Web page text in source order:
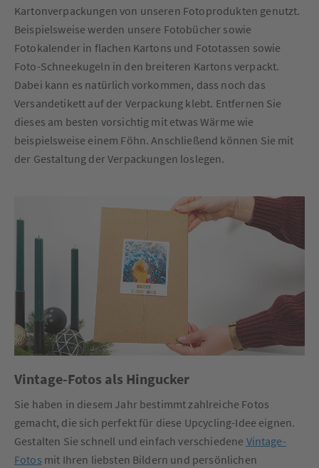
Kartonverpackungen von unseren Fotoprodukten genutzt.
Beispielsweise werden unsere Fotobücher sowie
Fotokalender in flachen Kartons und Fototassen sowie
Foto-Schneekugeln in den breiteren Kartons verpackt.
Dabei kann es natürlich vorkommen, dass noch das
Versandetikett auf der Verpackung klebt. Entfernen Sie
dieses am besten vorsichtig mit etwas Wärme wie
beispielsweise einem Föhn. Anschließend können Sie mit
der Gestaltung der Verpackungen loslegen.
Vintage-Fotos als Hingucker
Sie haben in diesem Jahr bestimmt zahlreiche Fotos
gemacht, die sich perfekt für diese Upcycling-Idee eignen.
Gestalten Sie schnell und einfach verschiedene Vintage-
Fotos mit Ihren liebsten Bildern und persönlichen